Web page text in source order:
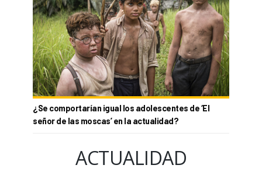
¿Se comportarían igual los adolescentes de ‘El
señor de las moscas’ en la actualidad?
ACTUALIDAD